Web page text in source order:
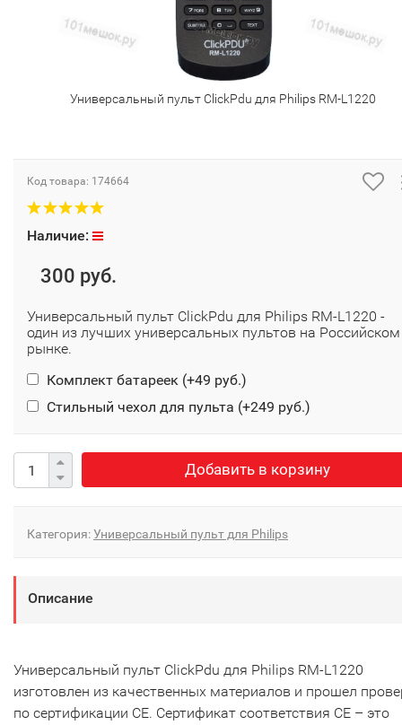
Универсальный пульт ClickPdu для Philips RM-L1220
Код товара: 174664
Наличие:
300 руб.
Универсальный пульт ClickPdu для Philips RM-L1220 -
один из лучших универсальных пультов на Российском
рынке.
Комплект батареек (+49 руб.)
Стильный чехол для пульта (+249 руб.)
Добавить в корзину
Категория:Универсальный пульт для Philips
Описание
Универсальный пульт ClickPdu для Philips RM-L1220
изготовлен из качественных материалов и прошел
по сертификации CE. Сертификат соответствия СЕ – это